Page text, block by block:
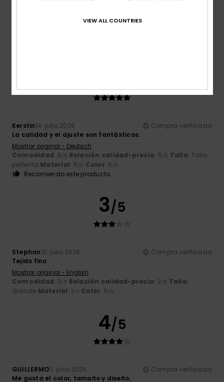
Mostrar original - Deutsch
Kerstin14. julio 2026
Compra verificada
La calidad y el ajuste son fantásticos.
Mostrar original - Deutsch
Comodidad: 5 /5 Relación calidad-precio: 5 /5 Talla: Talla
perfecta Material: 5 /5 Color: 5 /5
Recomiendo este producto
3/5
Stephan12. julio 2026
Compra verificada
Tejido fino
Mostrar original - English
Comodidad: 3 /5 Relación calidad-precio: 2 /5 Talla:
Grande Material: 1 /5 Color: 5 /5
4/5
GUILLERMO11. julio 2026
Compra verificada
Me gusta el color, tamaño y diseño.
VIEW ALL COUNTRIES